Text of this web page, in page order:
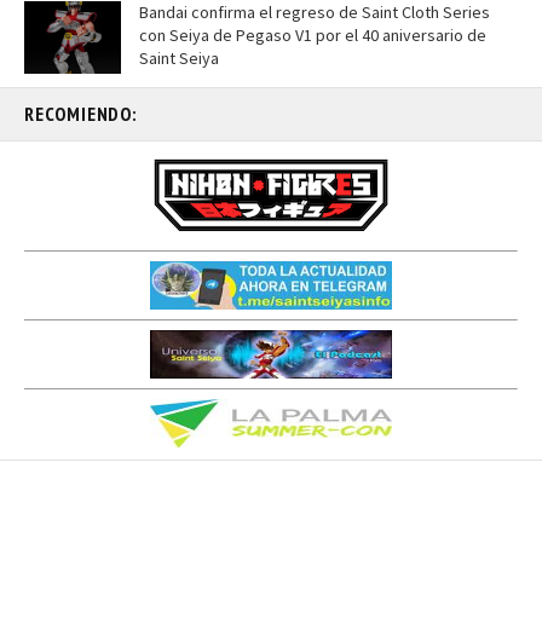
Bandai confirma el regreso de Saint Cloth Series
con Seiya de Pegaso V1 por el 40 aniversario de
Saint Seiya
RECOMIENDO: